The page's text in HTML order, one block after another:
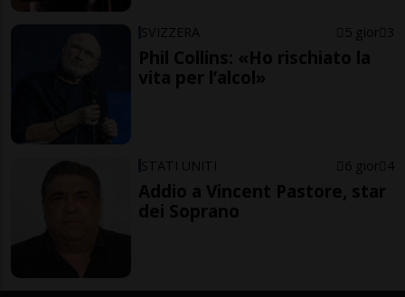
SVIZZERA 5 gior 3
Phil Collins: «Ho rischiato la
vita per l’alcol»
STATI UNITI 6 gior 4
Addio a Vincent Pastore, star
dei Soprano